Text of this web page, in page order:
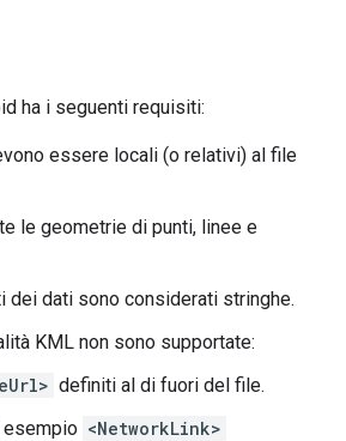
ha i seguenti requisiti:
essere locali (o relativi) al file
le geometrie di punti, linee e
dei dati sono considerati stringhe.
KML non sono supportate:
definiti al di fuori del file.
esempio <NetworkLink>